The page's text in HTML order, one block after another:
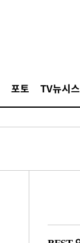
포토 TV뉴시스